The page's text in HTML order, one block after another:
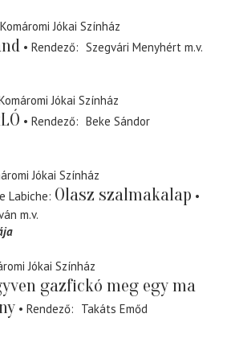
Komáromi Jókai Színház
Rendező Szegvári Menyhért m.v.
Jókai Színház
Rendező
Beke Sándor
Jókai Színház
Labiche Olasz szalmakalap
m.v.
Jókai Színház
gazfickó meg egy ma
Rendező
Takáts Emőd